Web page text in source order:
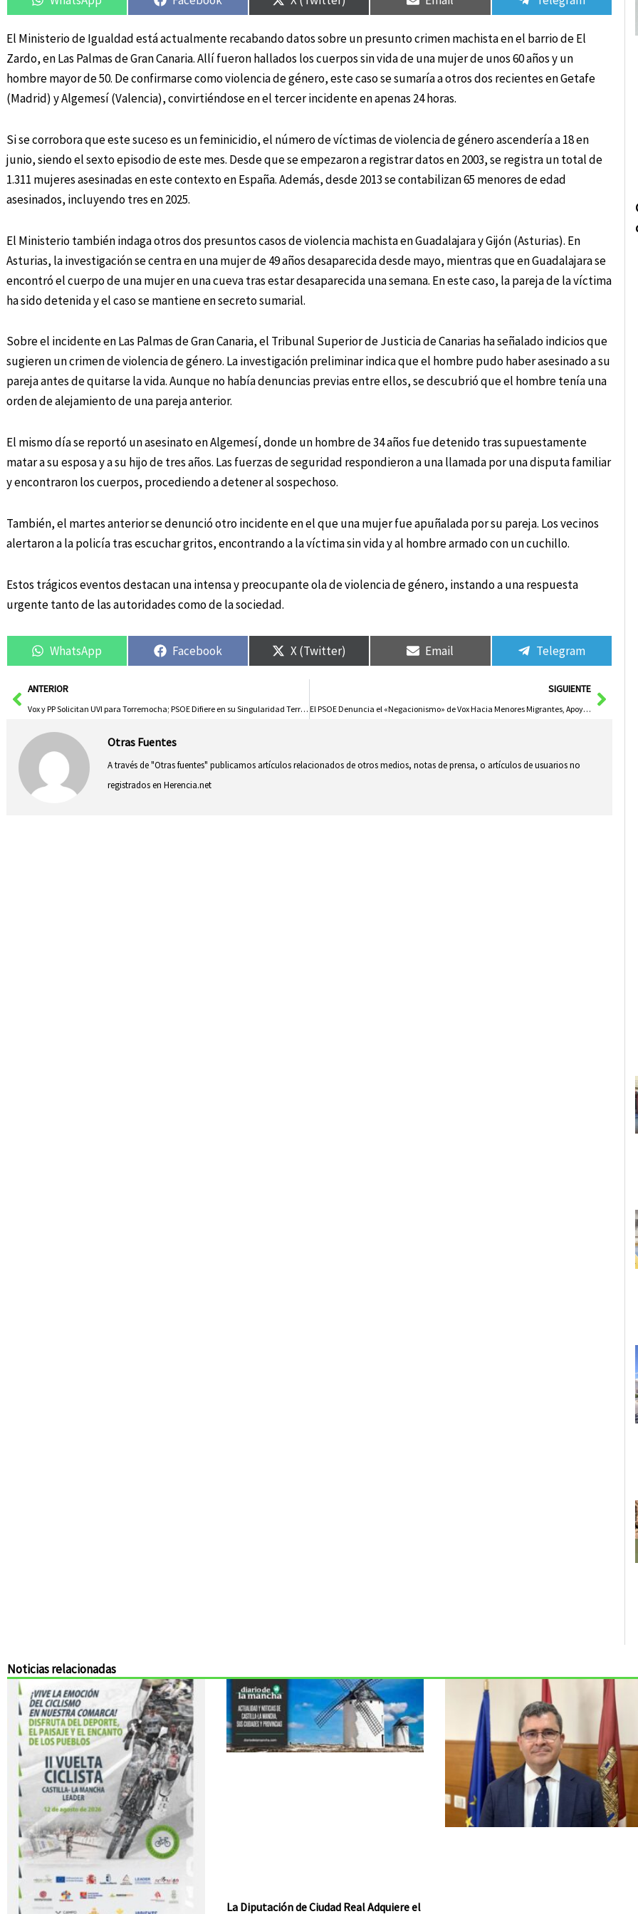
El Ministerio de Igualdad está actualmente recabando datos sobre un presunto crimen machista en el barrio de El
Zardo, en Las Palmas de Gran Canaria. Allí fueron hallados los cuerpos sin vida de una mujer de unos 60 años y un
hombre mayor de 50. De confirmarse como violencia de género, este caso se sumaría a otros dos recientes en Getafe
(Madrid) y Algemesí (Valencia), convirtiéndose en el tercer incidente en apenas 24 horas.
Si se corrobora que este suceso es un feminicidio, el número de víctimas de violencia de género ascendería a 18 en
junio, siendo el sexto episodio de este mes. Desde que se empezaron a registrar datos en 2003, se registra un total de
1.311 mujeres asesinadas en este contexto en España. Además, desde 2013 se contabilizan 65 menores de edad
asesinados, incluyendo tres en 2025.
El Ministerio también indaga otros dos presuntos casos de violencia machista en Guadalajara y Gijón (Asturias). En
Asturias, la investigación se centra en una mujer de 49 años desaparecida desde mayo, mientras que en Guadalajara se
encontró el cuerpo de una mujer en una cueva tras estar desaparecida una semana. En este caso, la pareja de la víctima
ha sido detenida y el caso se mantiene en secreto sumarial.
Sobre el incidente en Las Palmas de Gran Canaria, el Tribunal Superior de Justicia de Canarias ha señalado indicios que
sugieren un crimen de violencia de género. La investigación preliminar indica que el hombre pudo haber asesinado a su
pareja antes de quitarse la vida. Aunque no había denuncias previas entre ellos, se descubrió que el hombre tenía una
orden de alejamiento de una pareja anterior.
El mismo día se reportó un asesinato en Algemesí, donde un hombre de 34 años fue detenido tras supuestamente
matar a su esposa y a su hijo de tres años. Las fuerzas de seguridad respondieron a una llamada por una disputa familiar
y encontraron los cuerpos, procediendo a detener al sospechoso.
También, el martes anterior se denunció otro incidente en el que una mujer fue apuñalada por su pareja. Los vecinos
alertaron a la policía tras escuchar gritos, encontrando a la víctima sin vida y al hombre armado con un cuchillo.
Estos trágicos eventos destacan una intensa y preocupante ola de violencia de género, instando a una respuesta
urgente tanto de las autoridades como de la sociedad.
WhatsApp Facebook X (Twitter) Email Telegram
AntANTERIOR
Vox y PP Solicitan UVI para Torremocha; PSOE Difiere en su Singularidad Territorial
SIGUIENTE
El PSOE Denuncia el «Negacionismo» de Vox Hacia Menores Migrantes, Apoyado por el PP
Otras Fuentes
A través de "Otras fuentes" publicamos artículos relacionados de otros medios, notas de prensa, o artículos de usuarios no
registrados en Herencia.net
Noticias relacionadas
La Diputación de Ciudad Real Adquiere el